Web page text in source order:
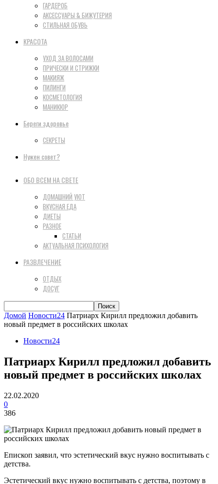
ГАРДЕРОБ
АКСЕССУАРЫ & БИЖУТЕРИЯ
СТИЛЬНАЯ ОБУВЬ
КРАСОТА
УХОД ЗА ВОЛОСАМИ
ПРИЧЕСКИ И СТРИЖКИ
МАКИЯЖ
ПИЛИНГИ
КОСМЕТОЛОГИЯ
МАНИКЮР
Береги здоровье
СЕКРЕТЫ
Нужен совет?
ОБО ВСЕМ НА СВЕТЕ
ДОМАШНИЙ УЮТ
ВКУСНАЯ ЕДА
ДИЕТЫ
РАЗНОЕ
СТАТЬИ
АКТУАЛЬНАЯ ПСИХОЛОГИЯ
РАЗВЛЕЧЕНИЕ
ОТДЫХ
ДОСУГ
Домой Новости24 Патриарх Кирилл предложил добавить
новый предмет в российских школах
Новости24
Патриарх Кирилл предложил добавить
новый предмет в российских школах
22.02.2020
0
386
Епископ заявил, что эстетический вкус нужно воспитывать с
детства.
Эстетический вкус нужно воспитывать с детства, поэтому в